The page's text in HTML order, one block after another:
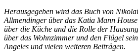
Herausgegeben wird das Buch von
Allmendinger über das Katia Mann
über die Küche und die Rolle der
über das Wohnzimmer und den Flügel
Angeles und vielen weiteren Beiträgen.‍